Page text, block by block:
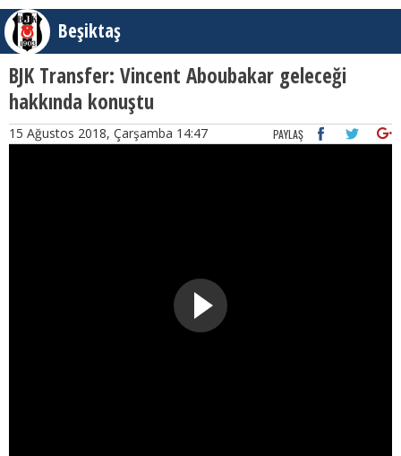
Beşiktaş
BJK Transfer: Vincent Aboubakar geleceği
hakkında konuştu
15 Ağustos 2018, Çarşamba 14:47 PAYLAŞ